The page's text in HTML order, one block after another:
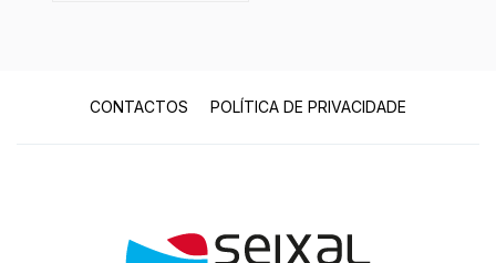
CONTACTOS POLÍTICA DE PRIVACIDADE